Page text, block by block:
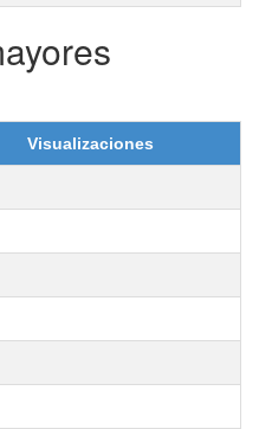
Visualizaciones